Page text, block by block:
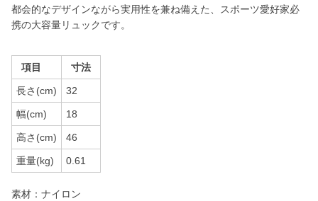
都会的なデザインながら実用性を兼ね備えた、スポーツ愛好家必
携の大容量リュックです。
項目 寸法
長さ(cm) 32
幅(cm) 18
高さ(cm) 46
重量(kg) 0.61
素材：ナイロン